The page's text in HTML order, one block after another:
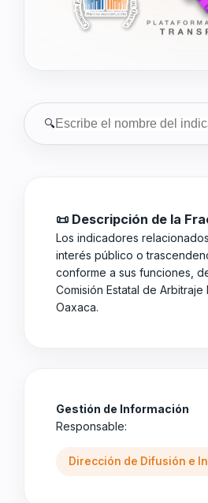
🔍
📜 Descripción de la
Los indicadores
interés público o
conforme a sus funciones,
Comisión Estatal de
Oaxaca.
Gestión de Información
Responsable:
Dirección de Difusión e